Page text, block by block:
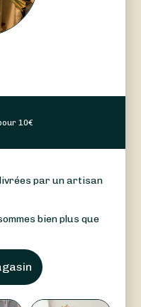
10€
par un artisan
bien plus que